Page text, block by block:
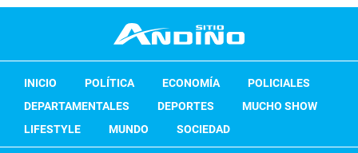
INICIO POLÍTICA ECONOMÍA
POLICIALES
DEPARTAMENTALES
DEPORTES
MUCHO SHOW
LIFESTYLE
MUNDO SOCIEDAD